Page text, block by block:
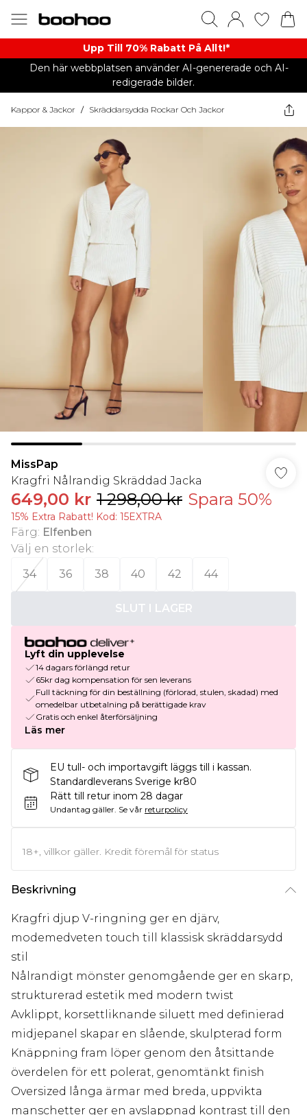
Upp Till 70% Rabatt På Allt!*
Den här webbplatsen använder AI-genererade och AI-
redigerade bilder.
Kappor & Jackor / Skräddarsydda Rockar Och Jackor
MissPap
Kragfri Nålrandig Skräddad Jacka
649,00 kr 1 298,00 kr Spara 50%
15% Extra Rabatt! Kod: 15EXTRA
Färg: Elfenben
Välj en storlek:
34
36 38 40 42 44
SLUT I LAGER
Lyft din upplevelse
14 dagars förlängd retur
65kr dag kompensation för sen leverans
Full täckning för din beställning (förlorad, stulen, skadad) med
omedelbar utbetalning på berättigade krav
Gratis och enkel återförsäljning
Läs mer
EU tull- och importavgift läggs till i kassan.
Standardleverans Sverige kr80
Rätt till retur inom 28 dagar
Undantag gäller. Se vår returpolicy
18+, villkor gäller. Kredit föremål för status
Beskrivning
Kragfri djup V-ringning ger en djärv,
modemedveten touch till klassisk skräddarsydd
stil
Nålrandigt mönster genomgående ger en skarp,
strukturerad estetik med modern twist
Avklippt, korsettliknande siluett med definierad
midjepanel skapar en slående, skulpterad form
Knäppning fram löper genom den åtsittande
överdelen för ett polerat, genomtänkt finish
Oversized långa ärmar med breda, uppvikta
manschetter ger en avslappnad kontrast till den